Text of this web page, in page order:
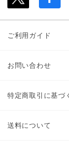
ご利用ガイド
お問い合わせ
特定商取引に基づ
送料について